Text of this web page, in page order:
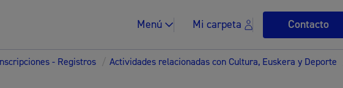
Menú Mi carpeta Contacto
- Registros / Actividades relacionadas con Cultura, Euskera y Deporte